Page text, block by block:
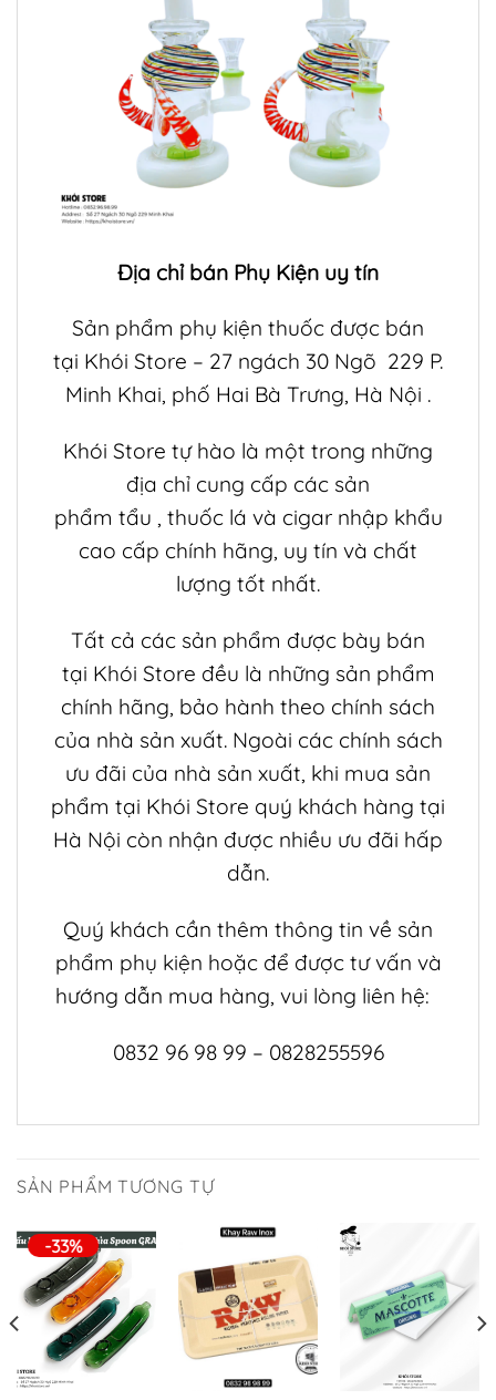
Địa chỉ bán Phụ Kiện uy tín
Sản phẩm phụ kiện thuốc được bán
tại Khói Store – 27 ngách 30 Ngõ 229 P.
Minh Khai, phố Hai Bà Trưng, Hà Nội .
Khói Store tự hào là một trong những
địa chỉ cung cấp các sản
phẩm tẩu , thuốc lá và cigar nhập khẩu
cao cấp chính hãng, uy tín và chất
lượng tốt nhất.
Tất cả các sản phẩm được bày bán
tại Khói Store đều là những sản phẩm
chính hãng, bảo hành theo chính sách
của nhà sản xuất. Ngoài các chính sách
ưu đãi của nhà sản xuất, khi mua sản
phẩm tại Khói Store quý khách hàng tại
Hà Nội còn nhận được nhiều ưu đãi hấp
dẫn.
Quý khách cần thêm thông tin về sản
phẩm phụ kiện hoặc để được tư vấn và
hướng dẫn mua hàng, vui lòng liên hệ:
0832 96 98 99 – 0828255596
SẢN PHẨM TƯƠNG TỰ
-33%